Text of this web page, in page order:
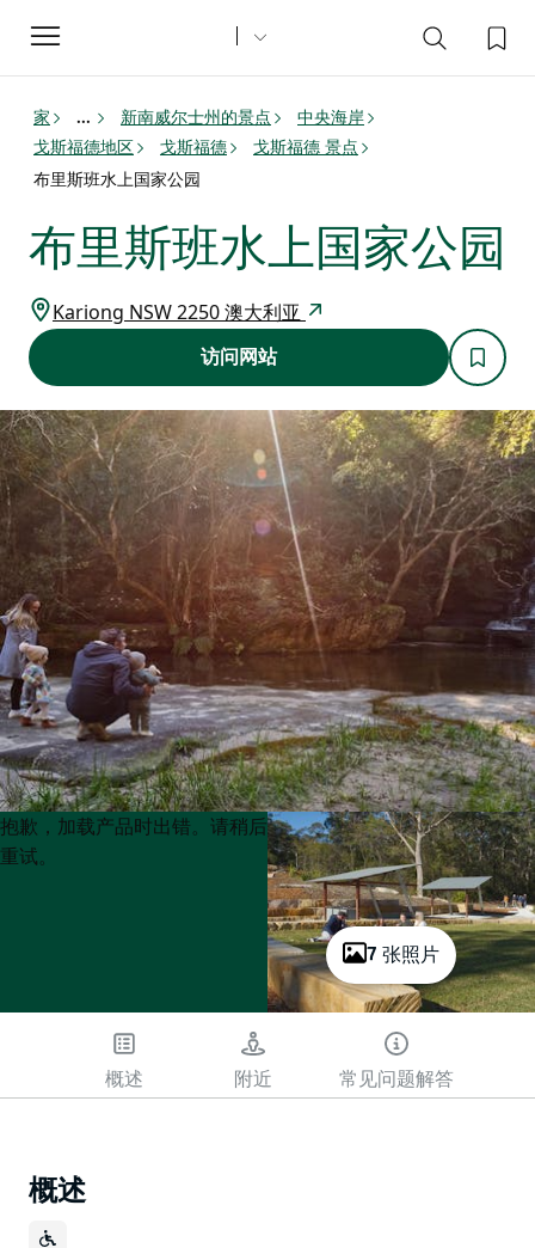
Toggle
navigation
家 ... 新南威尔士州的景点
中央海岸
戈斯福德地区
戈斯福德
戈斯福德 景点
布里斯班水上国家公园
布里斯班水上国家公园
Kariong NSW 2250 澳大利亚
访问网站
7 张照片
Product
List
Product
List
抱歉，加载产品时出错。请稍后
重试。
概述 附近 常见问题解答
概述